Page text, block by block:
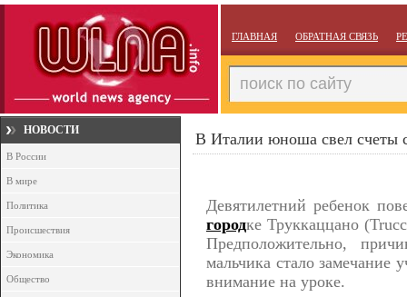
ГЛАВНАЯ ОБРАТНАЯ СВЯЗЬ
НОВОСТИ
В России
В мире
Политика
Происшествия
Экономика
Общество
В Италии юноша свел счеты
Девятилетний ребенок
городке Труккаццано
Предположительно,
мальчика стало замечание
внимание на уроке.